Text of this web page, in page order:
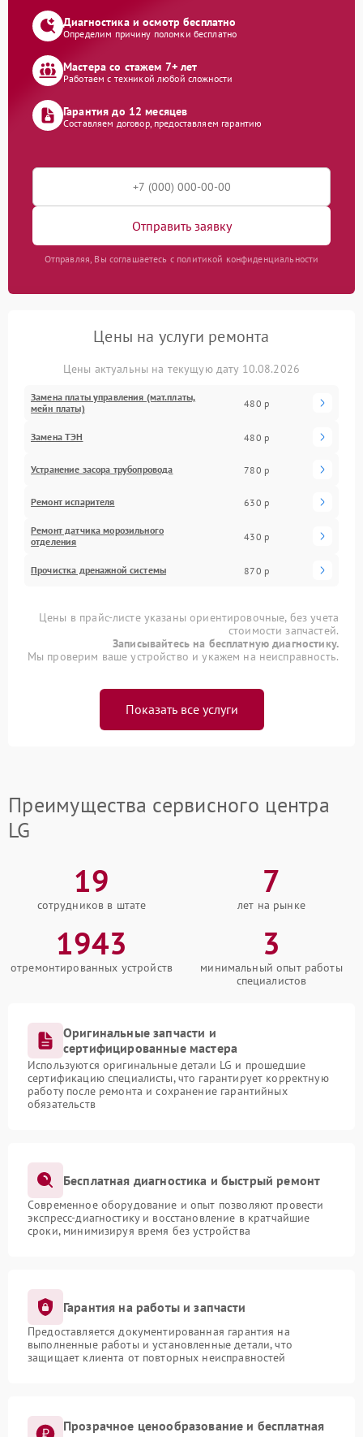
Диагностика и осмотр бесплатно
Определим причину поломки бесплатно
Мастера со стажем 7+ лет
Работаем с техникой любой сложности
Гарантия до 12 месяцев
Составляем договор, предоставляем гарантию
Отправить заявку
Отправляя, Вы соглашаетесь с политикой конфиденциальности
Цены на услуги ремонта
Цены актуальны на текущую дату 10.08.2026
Замена платы управления (мат.платы,
мейн платы)
480 р
Замена ТЭН 480 р
Устранение засора трубопровода 780 р
Ремонт испарителя 630 р
Ремонт датчика морозильного
отделения
430 р
Прочистка дренажной системы 870 р
Цены в прайс-листе указаны ориентировочные, без учета
стоимости запчастей.
Записывайтесь на бесплатную диагностику.
Мы проверим ваше устройство и укажем на неисправность.
Показать все услуги
Преимущества сервисного центра
LG
19
сотрудников в штате
7
лет на рынке
1943
отремонтированных устройств
3
минимальный опыт работы
специалистов
Оригинальные запчасти и
сертифицированные мастера
Используются оригинальные детали LG и прошедшие
сертификацию специалисты, что гарантирует корректную
работу после ремонта и сохранение гарантийных
обязательств
Бесплатная диагностика и быстрый ремонт
Современное оборудование и опыт позволяют провести
экспресс-диагностику и восстановление в кратчайшие
сроки, минимизируя время без устройства
Гарантия на работы и запчасти
Предоставляется документированная гарантия на
выполненные работы и установленные детали, что
защищает клиента от повторных неисправностей
Прозрачное ценообразование и бесплатная